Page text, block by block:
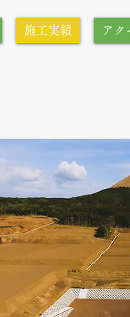
施工実績 アク